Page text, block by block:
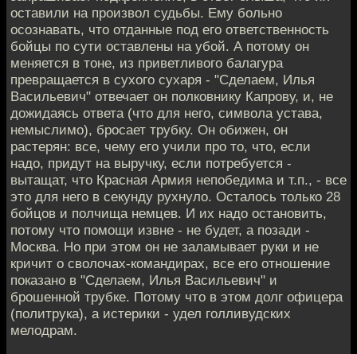
оставили на произвол судьбы. Ему больно
осознавать, что отданные под его ответственность
бойцы по сути оставлены на убой. А потому он
меняется в тоне, из приветливого балагура
превращается в сухого сухаря - "Сделаем, Илья
Васильевич" отвечает он полковнику Капрову, и, не
дожидаясь ответа (что для него, символа устава,
немыслимо), бросает трубку. Он обижен, он
растерян: все, чему его учили про то, что, если
надо, придут на выручку, если потребуется -
вытащат, что Красная Армия непобедима и т.п., - все
это для него в секунду рухнуло. Осталось только 28
бойцов и полчища немцев. И их надо остановить,
потому что помощи извне - не будет, а позади -
Москва. Но при этом он не заламывает руки и не
кричит о сволочах-командирах, все его отношение
показано в "Сделаем, Илья Васильевич" и
брошенной трубке. Потому что в этом долг офицера
(политрука), а истерики - удел голливудских
мелодрам.